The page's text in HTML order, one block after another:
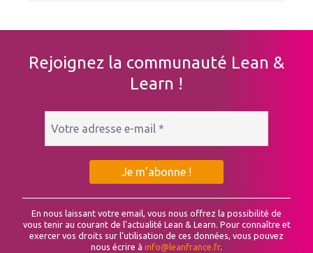
Rejoignez la communauté Lean &
Learn !
En nous laissant votre email, vous nous offrez la possibilité de
vous tenir au courant de l'actualité Lean & Learn. Pour connaître et
exercer vos droits sur l’utilisation de ces données, vous pouvez
nous écrire à info@leanfrance.fr.